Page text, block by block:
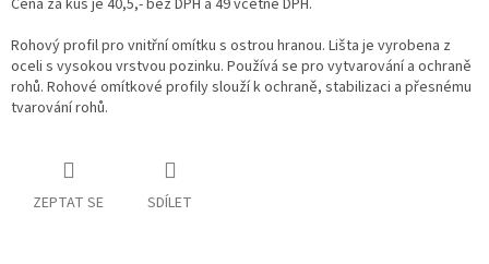
Cena za kus je 40,5,- bez DPH a 49 včetně DPH.
Rohový profil pro vnitřní omítku s ostrou hranou. Lišta je vyrobena z
oceli s vysokou vrstvou pozinku. Používá se pro vytvarování a ochraně
rohů. Rohové omítkové profily slouží k ochraně, stabilizaci a přesnému
tvarování rohů.
ZEPTAT SE SDÍLET